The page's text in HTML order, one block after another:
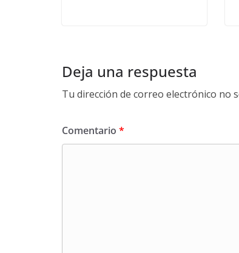
Deja una respuesta
Tu dirección de correo electrónico no
Comentario *